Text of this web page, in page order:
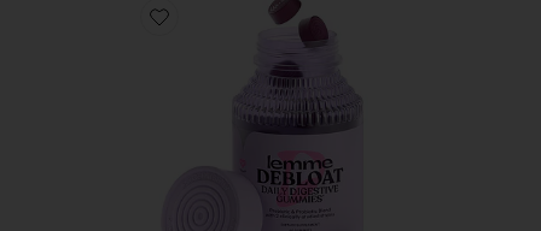
Favorite DEBLOAT ビタミングミ